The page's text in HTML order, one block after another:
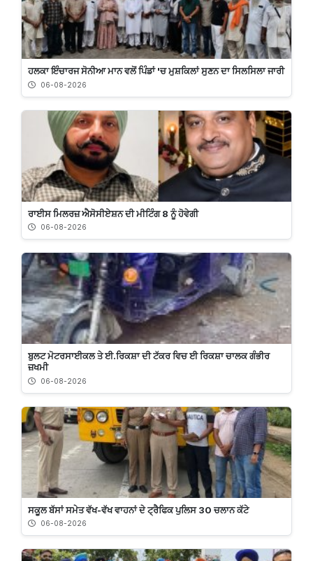
ਹਲਕਾ ਇੰਚਾਰਜ ਸੋਨੀਆ ਮਾਨ ਵਲੋਂ ਪਿੰਡਾਂ 'ਚ ਮੁਸ਼ਕਿਲਾਂ ਸੁਣਨ ਦਾ ਸਿਲਸਿਲਾ ਜਾਰੀ
06-08-2026
ਰਾਈਸ ਮਿਲਰਜ਼ ਐਸੋਸੀਏਸ਼ਨ ਦੀ ਮੀਟਿੰਗ 8 ਨੂੰ ਹੋਵੇਗੀ
06-08-2026
ਬੁਲਟ ਮੋਟਰਸਾਈਕਲ ਤੇ ਈ.ਰਿਕਸ਼ਾ ਦੀ ਟੱਕਰ ਵਿਚ ਈ ਰਿਕਸ਼ਾ ਚਾਲਕ ਗੰਭੀਰ
ਜ਼ਖਮੀ
06-08-2026
ਸਕੂਲ ਬੱਸਾਂ ਸਮੇਤ ਵੱਖ-ਵੱਖ ਵਾਹਨਾਂ ਦੇ ਟ੍ਰੈਫਿਕ ਪੁਲਿਸ 30 ਚਲਾਨ ਕੱਟੇ
06-08-2026